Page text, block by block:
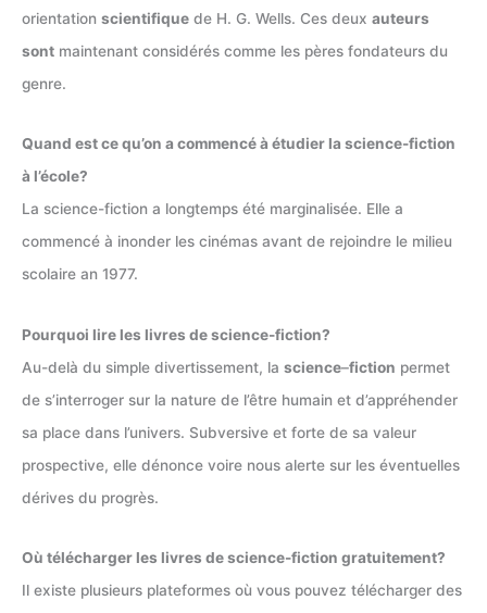
orientation scientifique de H. G. Wells. Ces deux auteurs
sont maintenant considérés comme les pères fondateurs du
genre.
Quand est ce qu’on a commencé à étudier la science-fiction
à l’école?
La science-fiction a longtemps été marginalisée. Elle a
commencé à inonder les cinémas avant de rejoindre le milieu
scolaire an 1977.
Pourquoi lire les livres de science-fiction?
Au-delà du simple divertissement, la science–fiction permet
de s’interroger sur la nature de l’être humain et d’appréhender
sa place dans l’univers. Subversive et forte de sa valeur
prospective, elle dénonce voire nous alerte sur les éventuelles
dérives du progrès.
Où télécharger les livres de science-fiction gratuitement?
Il existe plusieurs plateformes où vous pouvez télécharger des